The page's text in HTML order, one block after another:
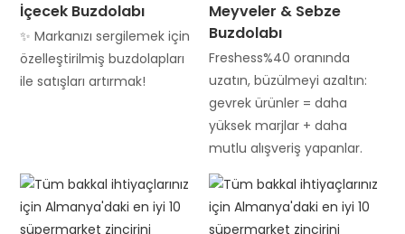
İçecek Buzdolabı
✨ Markanızı sergilemek için
özelleştirilmiş buzdolapları
ile satışları artırmak!
Meyveler & Sebze
Buzdolabı
Freshess%40 oranında
uzatın, büzülmeyi azaltın:
gevrek ürünler = daha
yüksek marjlar + daha
mutlu alışveriş yapanlar.